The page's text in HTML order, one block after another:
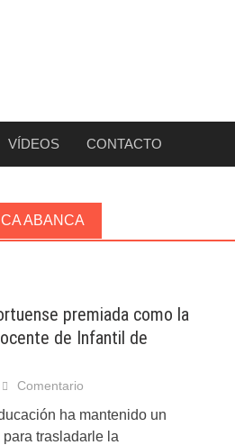
VÍDEOS CONTACTO
ABANCA
premiada como la
de Infantil de
Comentario
ha mantenido un
trasladarle la